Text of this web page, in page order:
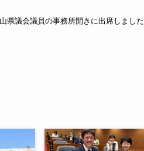
県議会議員の事務所開きに出席しました